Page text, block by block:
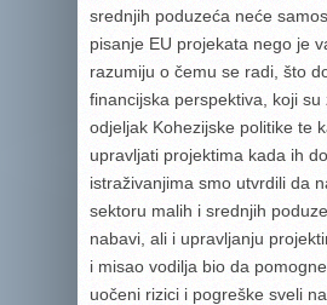
srednjih poduzeća neće
pisanje EU projekata nego je
razumiju o čemu se radi, što
financijska perspektiva, koji su
odjeljak Kohezijske politike te
upravljati projektima kada ih
istraživanjima smo utvrdili da
sektoru malih i srednjih
nabavi, ali i upravljanju
i misao vodilja bio da
uočeni rizici i pogreške sveli